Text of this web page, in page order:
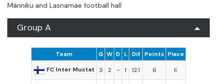
Männiku and Lasnamäe football hall
Group A
Team G W D L Dif Points Place
FC Inter Mustat 3 2 – 1 12:1 6 II.